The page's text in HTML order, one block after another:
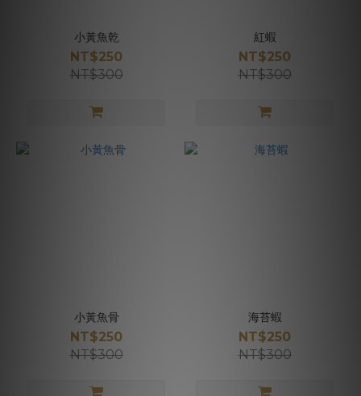
小黃魚乾
NT$250
NT$300
紅蝦
NT$250
NT$300
小黃魚骨
NT$250
NT$300
海苔蝦
NT$250
NT$300